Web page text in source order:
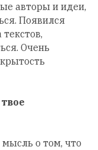
авторы и идеи,
Появился
Очень
мысль о том, что